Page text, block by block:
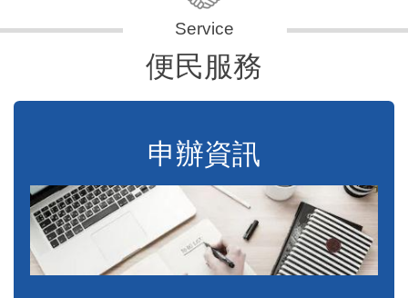
便民服務
申辦資訊